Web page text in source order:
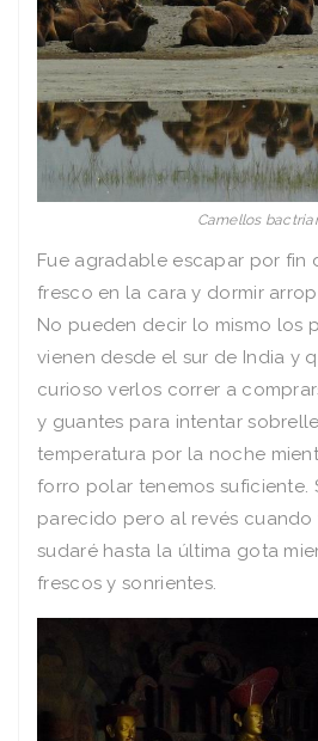
Camellos
Fue agradable escapar por fin
fresco en la cara y dormir
No pueden decir lo mismo los
vienen desde el sur de India y
curioso verlos correr a
y guantes para intentar
temperatura por la noche
forro polar tenemos suficiente.
parecido pero al revés cuando
sudaré hasta la última gota
frescos y sonrientes.